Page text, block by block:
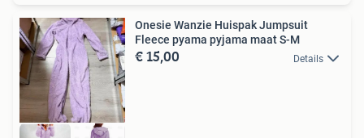
Onesie Wanzie Huispak Jumpsuit
Fleece pyama pyjama maat S-M
€ 15,00 Details